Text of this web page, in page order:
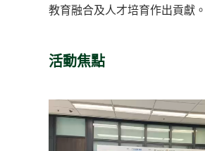
教育融合及人才培育作出貢獻。
活動焦點